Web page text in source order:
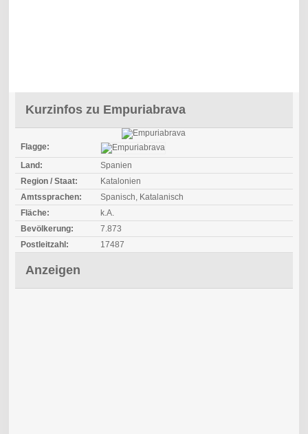
Kurzinfos zu Empuriabrava
Flagge:
Land:
Spanien
Region / Staat:
Katalonien
Amtssprachen:
Spanisch, Katalanisch
Fläche:
k.A.
Bevölkerung:
7.873
Postleitzahl:
17487
Anzeigen